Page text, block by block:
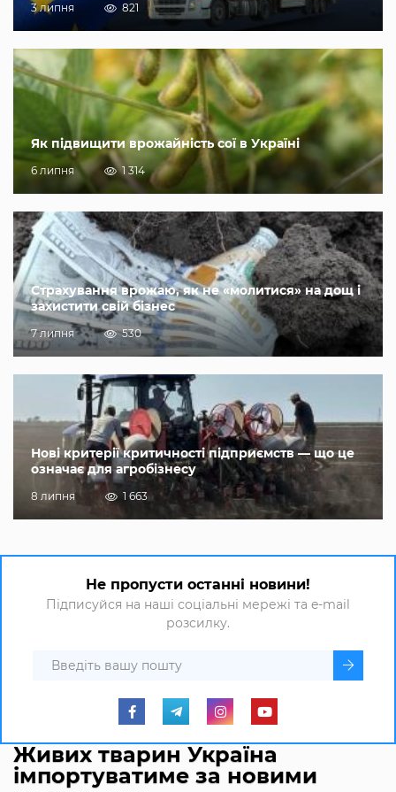
3 липня 821
Як підвищити врожайність сої в Україні
6 липня 1 314
Страхування врожаю, як не «молитися» на дощ і
захистити свій бізнес
7 липня 530
Нові критерії критичності підприємств — що це
означає для агробізнесу
8 липня 1 663
Не пропусти останні новини!
Підписуйся на наші соціальні мережі та e-mail
розсилку.
Живих тварин Україна
імпортуватиме за новими